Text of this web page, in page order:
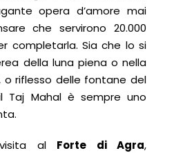
opera d’amore mai
che servirono 20.000
completarla. Sia che lo si
della luna piena o nella
o riflesso delle fontane del
Taj Mahal è sempre uno
al Forte di Agra,